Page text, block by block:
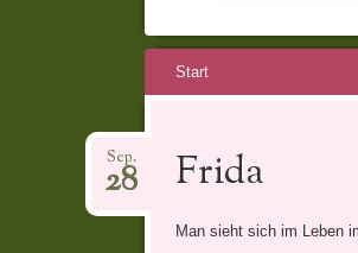
Springe
Start
Frida
Sep.
28
Man sieht sich im Leben